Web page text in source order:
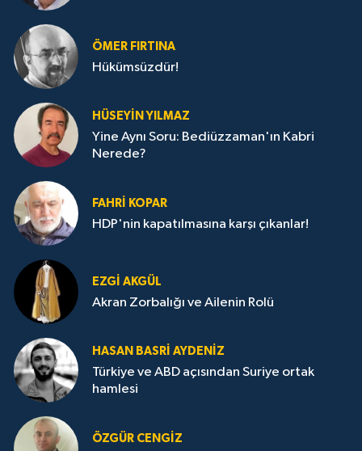
ÖMER FIRTINA
Hükümsüzdür!
HÜSEYIN YILMAZ
Yine Aynı Soru: Bediüzzaman'ın Kabri
Nerede?
FAHRI KOPAR
HDP'nin kapatılmasına karşı çıkanlar!
EZGI AKGÜL
Akran Zorbalığı ve Ailenin Rolü
HASAN BASRI AYDENIZ
Türkiye ve ABD açısından Suriye ortak
hamlesi
ÖZGÜR CENGIZ